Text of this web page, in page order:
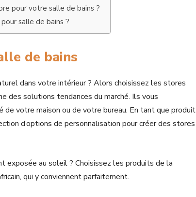
pour votre salle de bains ?
salle de bains ?
de bains
dans votre intérieur ? Alors choisissez les stores
des solutions tendances du marché. Ils vous
votre maison ou de votre bureau. En tant que produit
d’options de personnalisation pour créer des stores
exposée au soleil ? Choisissez les produits de la
qui y conviennent parfaitement.